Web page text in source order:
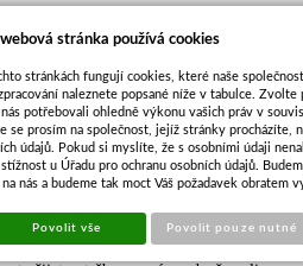
Sun-shop 2.12
webová stránka používá cookies
stránkách fungují cookies, které naše
naleznete popsané níže v tabulce.
potřebovali ohledně výkonu vašich práv v
se prosím na společnost, jejíž stránky procházíte,
údajů. Pokud si myslíte, že s osobními údaji
u Úřadu pro ochranu osobních údajů.
nás a budeme tak moct Váš požadavek obratem
Povolit vše Povolit pouze nutné